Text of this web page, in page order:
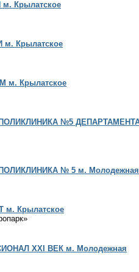
м. Крылатское
м. Крылатское
м. Крылатское
№5
№ 5 м. Молодежная
м. Крылатское
XXI ВЕК м. Молодежная